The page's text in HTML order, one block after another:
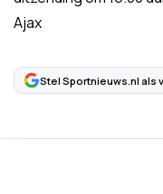
Ajax
Stel Sportnieuws.nl als